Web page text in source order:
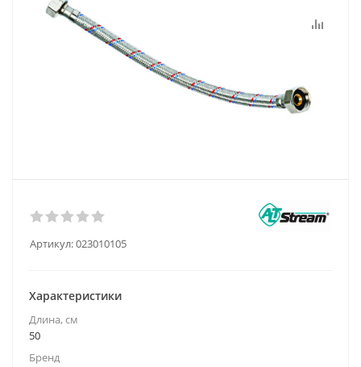
Артикул:023010105
Характеристики
Длина, см
50
Бренд